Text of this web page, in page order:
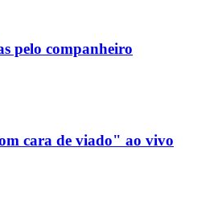
pelo companheiro
cara de viado" ao vivo